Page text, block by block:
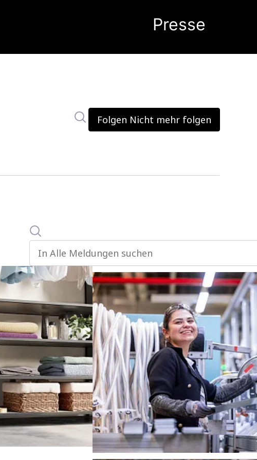
Im Newsroom suchen
Folgen Nicht mehr folgen
Suche
In alle meldungen suchen